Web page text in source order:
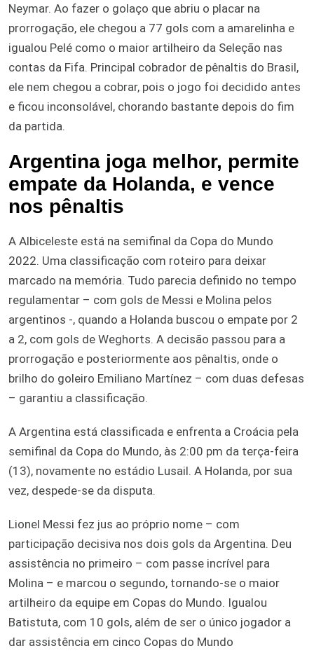
Neymar. Ao fazer o golaço que abriu o placar na
prorrogação, ele chegou a 77 gols com a amarelinha e
igualou Pelé como o maior artilheiro da Seleção nas
contas da Fifa. Principal cobrador de pênaltis do Brasil,
ele nem chegou a cobrar, pois o jogo foi decidido antes
e ficou inconsolável, chorando bastante depois do fim
da partida.
Argentina joga melhor, permite
empate da Holanda, e vence
nos pênaltis
A Albiceleste está na semifinal da Copa do Mundo
2022. Uma classificação com roteiro para deixar
marcado na memória. Tudo parecia definido no tempo
regulamentar – com gols de Messi e Molina pelos
argentinos -, quando a Holanda buscou o empate por 2
a 2, com gols de Weghorts. A decisão passou para a
prorrogação e posteriormente aos pênaltis, onde o
brilho do goleiro Emiliano Martínez – com duas defesas
– garantiu a classificação.
A Argentina está classificada e enfrenta a Croácia pela
semifinal da Copa do Mundo, às 2:00 pm da terça-feira
(13), novamente no estádio Lusail. A Holanda, por sua
vez, despede-se da disputa.
Lionel Messi fez jus ao próprio nome – com
participação decisiva nos dois gols da Argentina. Deu
assistência no primeiro – com passe incrível para
Molina – e marcou o segundo, tornando-se o maior
artilheiro da equipe em Copas do Mundo. Igualou
Batistuta, com 10 gols, além de ser o único jogador a
dar assistência em cinco Copas do Mundo